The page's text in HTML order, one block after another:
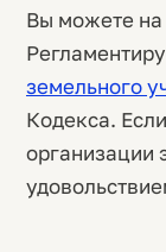
Вы можете на
земельного
Кодекса.
организации